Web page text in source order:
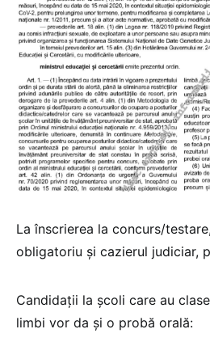
La înscrierea la concurs/
obligatoriu și cazierul judiciar,
Candidații la școli care au
limbi vor da și o probă orală: